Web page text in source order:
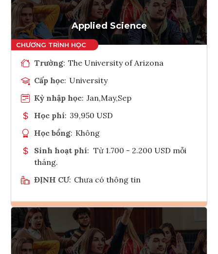
Tham vấn Interlink
Applied Science
Trường: The University of Arizona
Cấp học: University
Kỳ nhập học: Jan,May,Sep
Học phí: 39,950 USD
Học bổng: Không
Sinh hoạt phí: Từ 1.700 - 2.200 USD mỗi
tháng.
ĐỊNH CƯ: Chưa có thông tin
Ghi danh
Tham vấn Interlink